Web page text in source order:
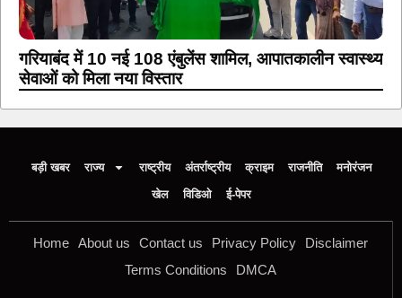
गरियाबंद में 10 नई 108 एंबुलेंस शामिल, आपातकालीन स्वास्थ्य
सेवाओं को मिला नया विस्तार
बड़ी खबर राज्य राष्ट्रीय अंतर्राष्ट्रीय क्राइम राजनीति
मनोरंजन
खेल
विडिओ ई-पेपर
Home About us Contact us Privacy Policy
Disclaimer
Terms Conditions
DMCA